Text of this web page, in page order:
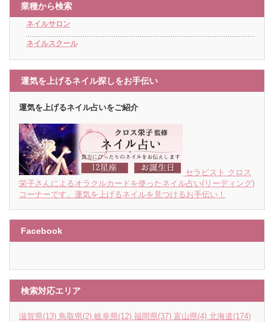
業種から検索
ネイルサロン
ネイルスクール
運気を上げるネイル探しをお手伝い
運気を上げるネイル占いをご紹介
セラピスト クロス
栄子さんによるオラクルカードを使ったネイル占い(リーディング)
コーナーです。運気を上げるネイルを見つけるお手伝い！
Facebook
検索対応エリア
滋賀県(13) 鳥取県(2) 岐阜県(12) 福岡県(37) 富山県(4) 北海道(174)